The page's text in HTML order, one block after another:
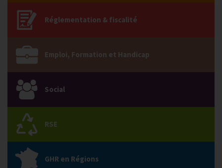
Réglementation & fiscalité
Emploi, Formation et Handicap
Social
RSE
GHR en Régions